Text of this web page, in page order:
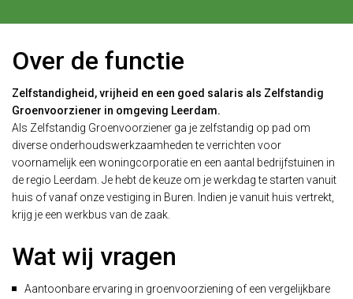
Over de functie
Zelfstandigheid, vrijheid en een goed salaris als Zelfstandig
Groenvoorziener in omgeving Leerdam.
Als Zelfstandig Groenvoorziener ga je zelfstandig op pad om
diverse onderhoudswerkzaamheden te verrichten voor
voornamelijk een woningcorporatie en een aantal bedrijfstuinen in
de regio Leerdam. Je hebt de keuze om je werkdag te starten vanuit
huis of vanaf onze vestiging in Buren. Indien je vanuit huis vertrekt,
krijg je een werkbus van de zaak.
Wat wij vragen
Aantoonbare ervaring in groenvoorziening of een vergelijkbare